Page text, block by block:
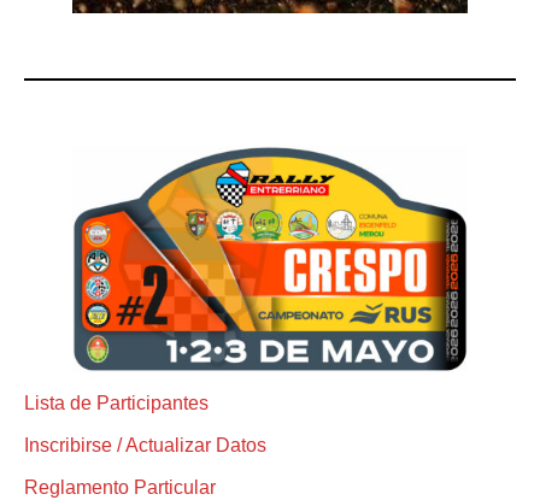
Lista de Participantes
Inscribirse / Actualizar Datos
Reglamento Particular